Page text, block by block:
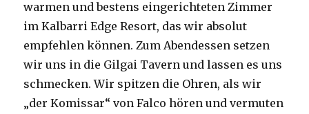
warmen und bestens eingerichteten Zimmer
im Kalbarri Edge Resort, das wir absolut
empfehlen können. Zum Abendessen setzen
wir uns in die Gilgai Tavern und lassen es uns
schmecken. Wir spitzen die Ohren, als wir
„der Komissar“ von Falco hören und vermuten